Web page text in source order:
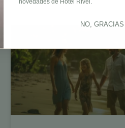
NO, GRACIAS